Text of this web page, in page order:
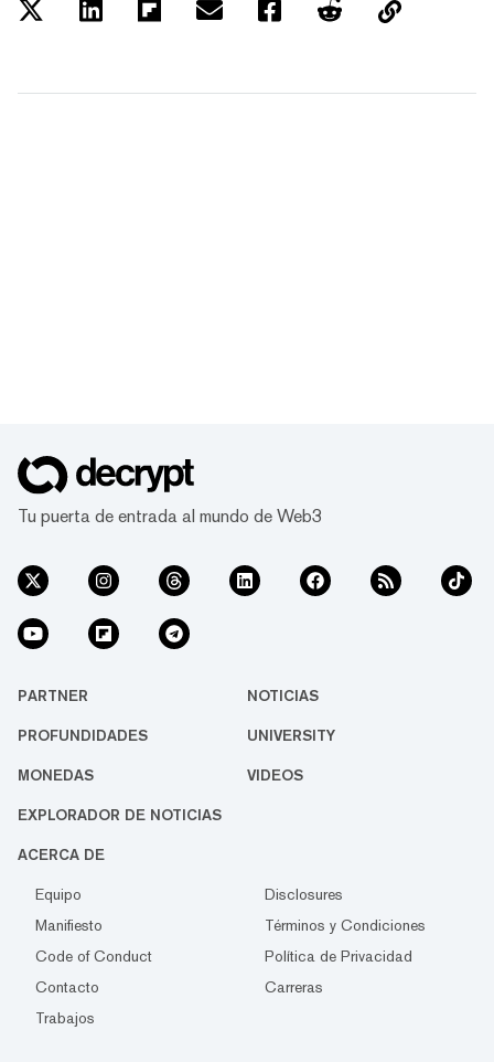
Tu puerta de entrada al mundo de Web3
PARTNER NOTICIAS
PROFUNDIDADES UNIVERSITY
MONEDAS VIDEOS
EXPLORADOR DE NOTICIAS
ACERCA DE
Equipo
Disclosures
Manifiesto
Términos y Condiciones
Code of Conduct
Política de Privacidad
Contacto
Carreras
Trabajos